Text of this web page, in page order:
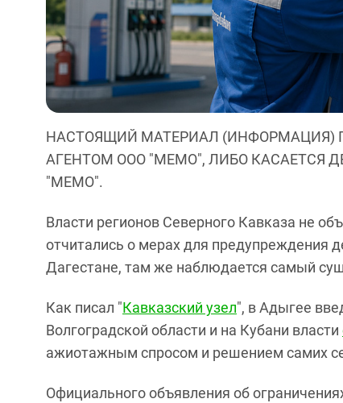
НАСТОЯЩИЙ МАТЕРИАЛ (ИНФОРМАЦИЯ)
АГЕНТОМ ООО "МЕМО", ЛИБО КАСАЕТСЯ
"МЕМО".
Власти регионов Северного Кавказа не
отчитались о мерах для предупреждения
Дагестане, там же наблюдается самый
Как писал "Кавказский узел", в Адыгее
Волгоградской области и на Кубани власти
ажиотажным спросом и решением самих
Официального объявления об